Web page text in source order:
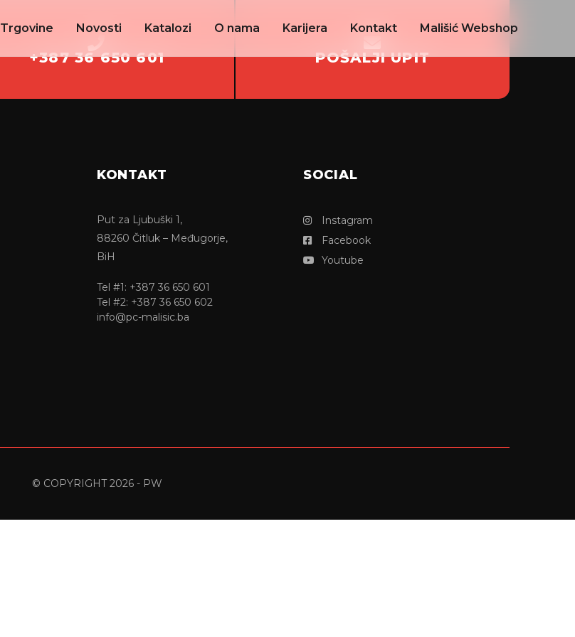
Trgovine Novosti Katalozi O nama Karijera Kontakt Mališić Webshop
+387 36 650 601 POŠALJI UPIT
KONTAKT
Put za Ljubuški 1,
88260 Čitluk – Međugorje,
BiH
Tel #1: +387 36 650 601
Tel #2: +387 36 650 602
info@pc-malisic.ba
SOCIAL
Instagram
Facebook
Youtube
© COPYRIGHT 2026 - PW